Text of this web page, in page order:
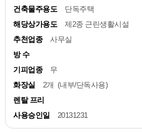
건축물주용도
단독주택
해당상가용도
제2종 근린생활시설
추천업종
사무실
방 수
기피업종
무
화장실
2개 (내부/단독사용)
렌탈 프리
사용승인일
20131231